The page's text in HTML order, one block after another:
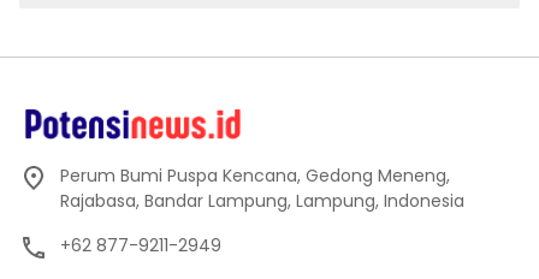
Perum Bumi Puspa Kencana, Gedong Meneng,
Rajabasa, Bandar Lampung, Lampung, Indonesia
+62 877-9211-2949